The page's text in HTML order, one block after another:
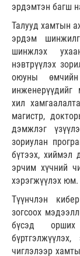
эрдэмтэн багш
Талууд хамтын
эрдэм
шинжлэх
нэвтрүүлэх
оюуны
инженерүүдийг
хил
магистр,
дэмжлэг
зориулан
бүтээх, хиймэл
эрчим хүчний
хэрэгжүүлэх юм.
Түүнчлэн
зогсоох
бүсэд орших
чиглэлээр